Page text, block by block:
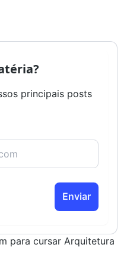
principais posts
Enviar
para cursar Arquitetura